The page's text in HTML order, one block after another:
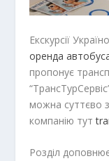
Екскурсії
оренда
пропонує
можна суттєво
компанію тут
Розділ